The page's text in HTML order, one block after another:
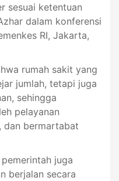
sesuai ketentuan
dalam konferensi
RI, Jakarta,
rumah sakit yang
jumlah, tetapi juga
sehingga
pelayanan
dan bermartabat
juga
berjalan secara